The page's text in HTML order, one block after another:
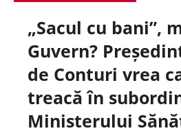
E-Sănătate Medici
E-Sănătate Instituții
Tuberculoza Info
„Sacul cu bani”,
Guvern?
de Conturi vrea
treacă în
Ministerului